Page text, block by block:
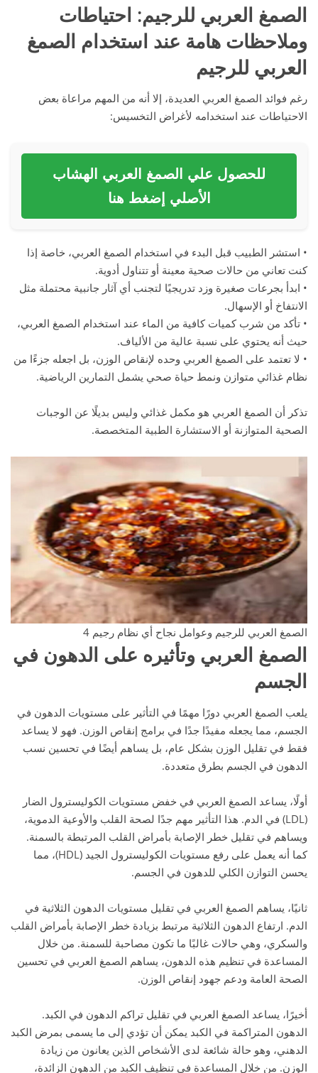
الصمغ العربي للرجيم: احتياطات
وملاحظات هامة عند استخدام الصمغ
العربي للرجيم
رغم فوائد الصمغ العربي العديدة، إلا أنه من المهم مراعاة بعض
الاحتياطات عند استخدامه لأغراض التخسيس:
للحصول علي الصمغ العربي الهشاب
الأصلي إضغط هنا
• استشر الطبيب قبل البدء في استخدام الصمغ العربي، خاصة إذا
كنت تعاني من حالات صحية معينة أو تتناول أدوية.
• ابدأ بجرعات صغيرة وزد تدريجيًا لتجنب أي آثار جانبية محتملة مثل
الانتفاخ أو الإسهال.
• تأكد من شرب كميات كافية من الماء عند استخدام الصمغ العربي،
حيث أنه يحتوي على نسبة عالية من الألياف.
• لا تعتمد على الصمغ العربي وحده لإنقاص الوزن، بل اجعله جزءًا من
نظام غذائي متوازن ونمط حياة صحي يشمل التمارين الرياضية.
تذكر أن الصمغ العربي هو مكمل غذائي وليس بديلًا عن الوجبات
الصحية المتوازنة أو الاستشارة الطبية المتخصصة.
الصمغ العربي للرجيم وعوامل نجاح أي نظام رجيم 4
الصمغ العربي وتأثيره على الدهون في
الجسم
يلعب الصمغ العربي دورًا مهمًا في التأثير على مستويات الدهون في
الجسم، مما يجعله مفيدًا جدًا في برامج إنقاص الوزن. فهو لا يساعد
فقط في تقليل الوزن بشكل عام، بل يساهم أيضًا في تحسين نسب
الدهون في الجسم بطرق متعددة.
أولًا، يساعد الصمغ العربي في خفض مستويات الكوليسترول الضار
(LDL) في الدم. هذا التأثير مهم جدًا لصحة القلب والأوعية الدموية،
ويساهم في تقليل خطر الإصابة بأمراض القلب المرتبطة بالسمنة.
كما أنه يعمل على رفع مستويات الكوليسترول الجيد (HDL)، مما
يحسن التوازن الكلي للدهون في الجسم.
ثانيًا، يساهم الصمغ العربي في تقليل مستويات الدهون الثلاثية في
الدم. ارتفاع الدهون الثلاثية مرتبط بزيادة خطر الإصابة بأمراض القلب
والسكري، وهي حالات غالبًا ما تكون مصاحبة للسمنة. من خلال
المساعدة في تنظيم هذه الدهون، يساهم الصمغ العربي في تحسين
الصحة العامة ودعم جهود إنقاص الوزن.
أخيرًا، يساعد الصمغ العربي في تقليل تراكم الدهون في الكبد.
الدهون المتراكمة في الكبد يمكن أن تؤدي إلى ما يسمى بمرض الكبد
الدهني، وهو حالة شائعة لدى الأشخاص الذين يعانون من زيادة
الوزن. من خلال المساعدة في تنظيف الكبد من الدهون الزائدة،